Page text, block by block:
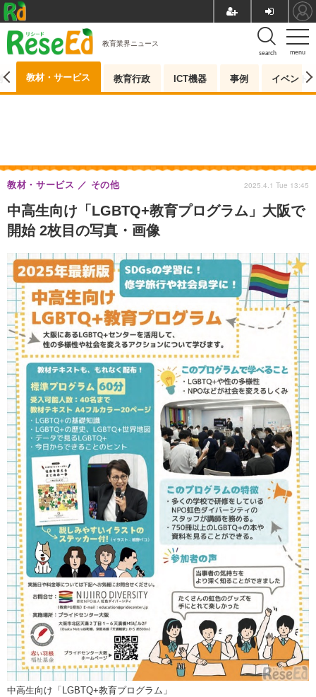
menu
search
教育業界ニュース
教材・サービス 教育行政 ICT機器 事例 イベント
中高生向け「LGBTQ+教育プログラム」大阪で
開始 2枚目の写真・画像
教材・サービス その他 2025.4.1 Tue 13:45
中高生向け「LGBTQ+教育プログラム」